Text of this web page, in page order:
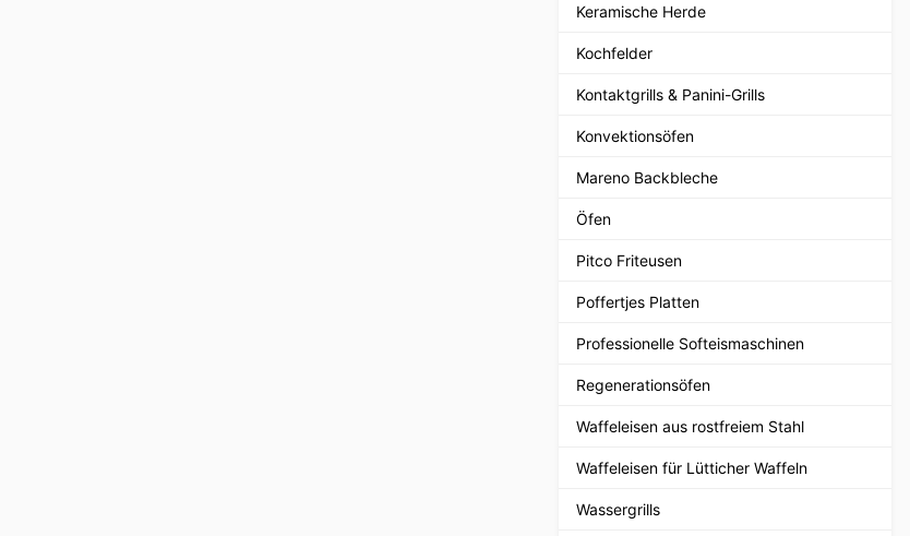
Keramische Herde
Kochfelder
Kontaktgrills & Panini-Grills
Konvektionsöfen
Mareno Backbleche
Öfen
Pitco Friteusen
Poffertjes Platten
Professionelle Softeismaschinen
Regenerationsöfen
Waffeleisen aus rostfreiem Stahl
Waffeleisen für Lütticher Waffeln
Wassergrills